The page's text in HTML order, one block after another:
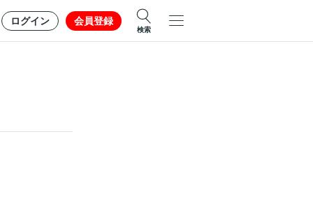
ログイン 会員登録
検索